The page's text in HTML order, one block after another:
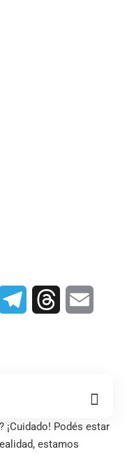
LinkedIn TelegramThreads
¡Cuidado! Podés estar
estamos